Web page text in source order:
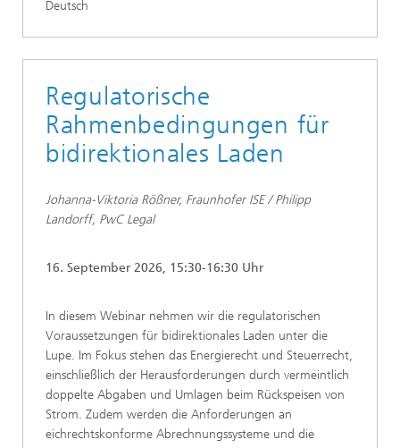
Deutsch
Regulatorische
Rahmenbedingungen für
bidirektionales Laden
Johanna-Viktoria Rößner, Fraunhofer ISE /Philipp
Landorff, PwC Legal
16. September 2026, 15:30-16:30 Uhr
In diesem Webinar nehmen wir die regulatorischen
Voraussetzungen für bidirektionales Laden unter die
Lupe. Im Fokus stehen das Energierecht und Steuerrecht,
einschließlich der Herausforderungen durch vermeintlich
doppelte Abgaben und Umlagen beim Rückspeisen von
Strom. Zudem werden die Anforderungen an
eichrechtskonforme Abrechnungssysteme und die